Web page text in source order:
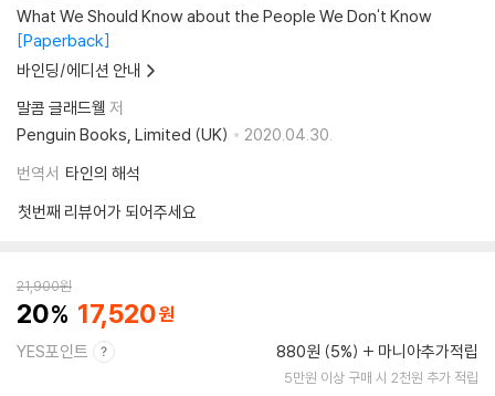
What We Should Know about the People We Don't Know
Paperback
바인딩/에디션 안내
말콤 글래드웰 저
Penguin Books, Limited (UK)
2020.04.30.
번역서 타인의 해석
첫번째 리뷰어가 되어주세요
21,900원
20 17,520
YES포인트 880원 (5%) 마니아추가적립
5만원 이상 구매 시 2천원 추가 적립